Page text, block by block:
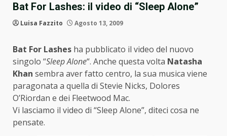
Bat For Lashes: il video di “Sleep Alone”
Luisa Fazzito Agosto 13, 2009
Bat For Lashes ha pubblicato il video del nuovo
singolo “Sleep Alone“. Anche questa volta Natasha
Khan sembra aver fatto centro, la sua musica viene
paragonata a quella di Stevie Nicks, Dolores
O’Riordan e dei Fleetwood Mac.
Vi lasciamo il video di “Sleep Alone”, diteci cosa ne
pensate.